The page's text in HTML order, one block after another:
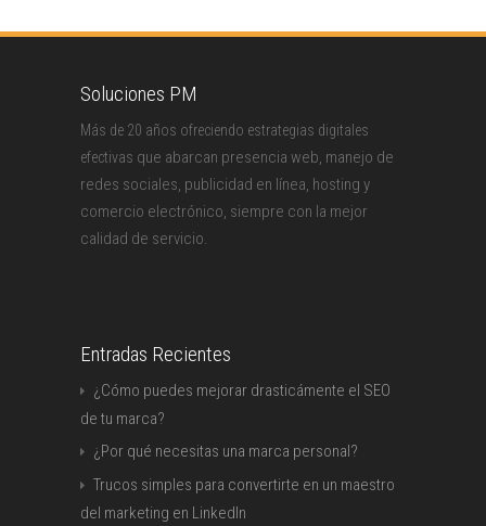
Soluciones PM
Más de 20 años ofreciendo estrategias digitales
efectivas que abarcan presencia web, manejo de
redes sociales, publicidad en línea, hosting y
comercio electrónico, siempre con la mejor
calidad de servicio.
Entradas Recientes
¿Cómo puedes mejorar drasticámente el SEO
de tu marca?
¿Por qué necesitas una marca personal?
Trucos simples para convertirte en un maestro
del marketing en LinkedIn